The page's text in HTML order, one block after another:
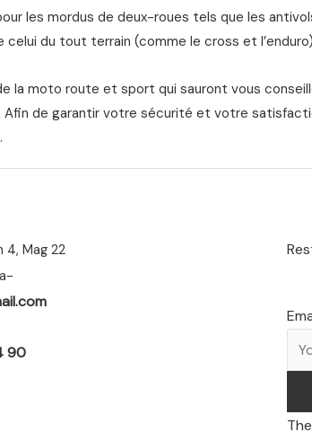
les mordus de deux-roues tels que les
du tout terrain (comme le cross et
la moto route et sport qui sauront vous
de garantir votre sécurité et votre
4, Mag 22
90